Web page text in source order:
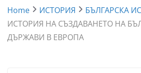
Home ИСТОРИЯ
БЪЛГАРСКА
ИСТОРИЯ НА СЪЗДАВАНЕТО НА
ДЪРЖАВИ В ЕВРОПА